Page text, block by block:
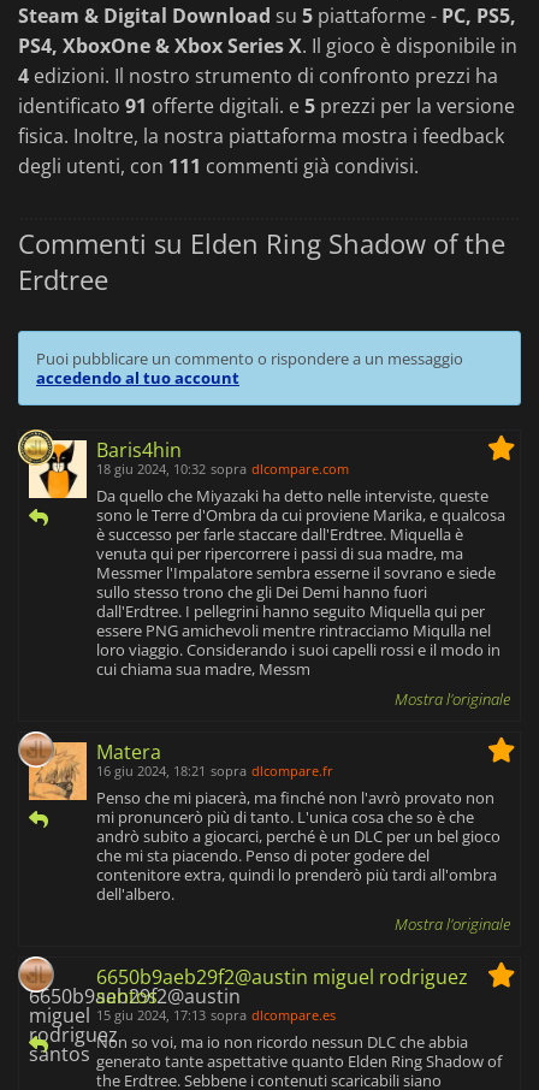
Steam & Digital Download su 5 piattaforme - PC, PS5,
PS4, XboxOne & Xbox Series X. Il gioco è disponibile in
4 edizioni. Il nostro strumento di confronto prezzi ha
identificato 91 offerte digitali. e5 prezzi per la versione
fisica. Inoltre, la nostra piattaforma mostra i feedback
degli utenti, con 111 commenti già condivisi.
Commenti su Elden Ring Shadow of the
Erdtree
Puoi pubblicare un commento o rispondere a un messaggio
accedendo al tuo account
Baris4hin
18 giu 2024, 10:32 sopra dlcompare.com
Da quello che Miyazaki ha detto nelle interviste, queste
sono le Terre d'Ombra da cui proviene Marika, e qualcosa
è successo per farle staccare dall'Erdtree. Miquella è
venuta qui per ripercorrere i passi di sua madre, ma
Messmer l'Impalatore sembra esserne il sovrano e siede
sullo stesso trono che gli Dei Demi hanno fuori
dall'Erdtree. I pellegrini hanno seguito Miquella qui per
essere PNG amichevoli mentre rintracciamo Miqulla nel
loro viaggio. Considerando i suoi capelli rossi e il modo in
cui chiama sua madre, Messm
Mostra l'originale
Matera
16 giu 2024, 18:21 sopra dlcompare.fr
Penso che mi piacerà, ma finché non l'avrò provato non
mi pronuncerò più di tanto. L'unica cosa che so è che
andrò subito a giocarci, perché è un DLC per un bel gioco
che mi sta piacendo. Penso di poter godere del
contenitore extra, quindi lo prenderò più tardi all'ombra
dell'albero.
Mostra l'originale
6650b9aeb29f2@austin miguel rodriguez
santos
15 giu 2024, 17:13 sopra dlcompare.es
Non so voi, ma io non ricordo nessun DLC che abbia
generato tante aspettative quanto Elden Ring Shadow of
the Erdtree. Sebbene i contenuti scaricabili siano